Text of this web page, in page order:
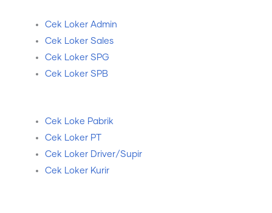
Cek Loker Admin
Cek Loker Sales
Cek Loker SPG
Cek Loker SPB
Cek Loke Pabrik
Cek Loker PT
Cek Loker Driver/Supir
Cek Loker Kurir